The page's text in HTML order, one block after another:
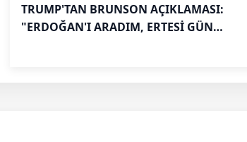
TRUMP'TAN BRUNSON AÇIKLAMASI:
"ERDOĞAN'I ARADIM, ERTESİ GÜN